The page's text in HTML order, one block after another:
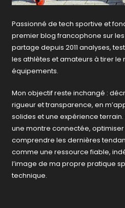
Passionné de tech sportive et
premier blog francophone sur
partage depuis 2011 analyses,
les athlètes et amateurs à tirer le
équipements.
Mon objectif reste inchangé :
rigueur et transparence, en
solides et une expérience
une montre connectée,
comprendre les dernières
comme une ressource fiable,
l’image de ma propre pratique
technique.